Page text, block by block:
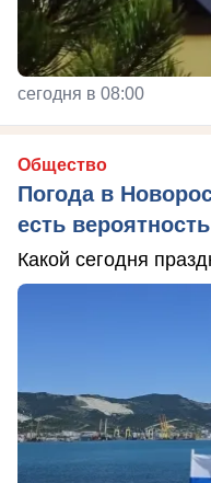
сегодня в 08:00
Общество
Погода в
есть
Какой сегодня